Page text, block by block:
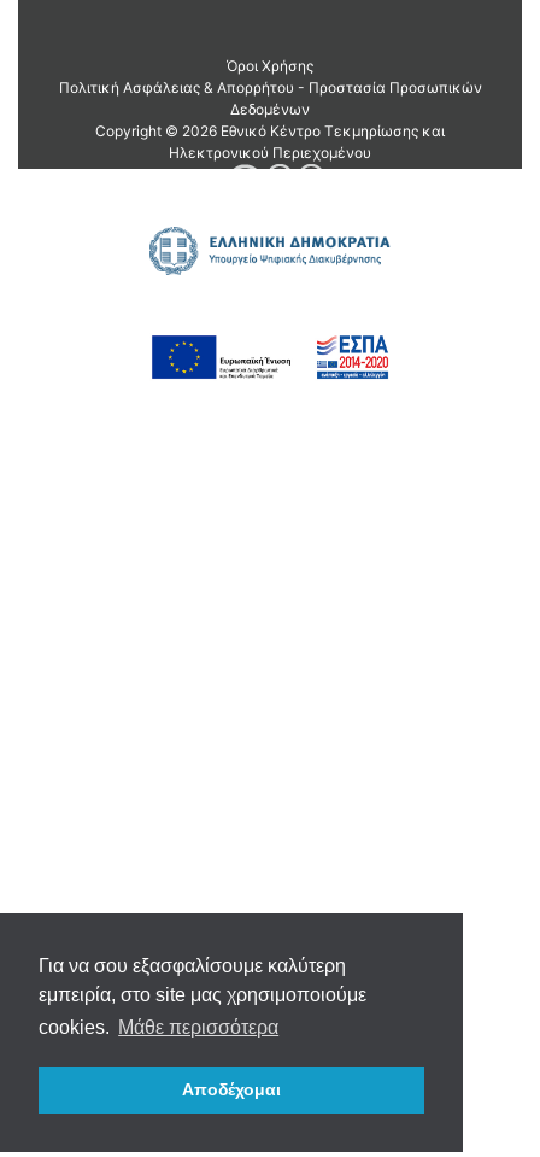
Για να σου εξασφαλίσουμε καλύτερη
εμπειρία, στο site μας χρησιμοποιούμε
cookies. Μάθε περισσότερα
Αποδέχομαι